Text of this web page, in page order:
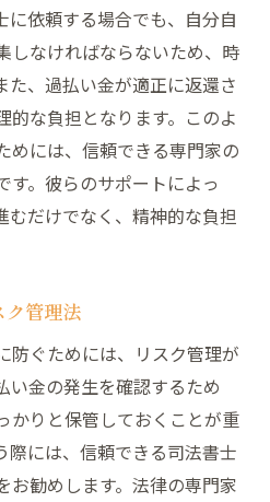
に依頼する場合でも、自分自
しなければならないため、時
た、過払い金が適正に返還さ
的な負担となります。このよ
めには、信頼できる専門家の
。彼らのサポートによっ
むだけでなく、精神的な負担
ク管理法
防ぐためには、リスク管理が
い金の発生を確認するため
かりと保管しておくことが重
際には、信頼できる司法書士
お勧めします。法律の専門家